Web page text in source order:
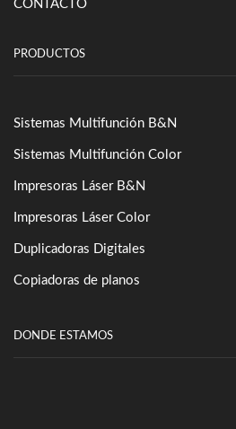
CONTACTO
PRODUCTOS
Sistemas Multifunción B&N
Sistemas Multifunción Color
Impresoras Láser B&N
Impresoras Láser Color
Duplicadoras Digitales
Copiadoras de planos
DONDE ESTAMOS